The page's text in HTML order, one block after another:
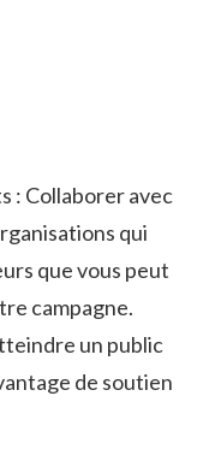
: Collaborer avec
qui
⁢que vous peut
campagne.⁣
un public
‌de soutien